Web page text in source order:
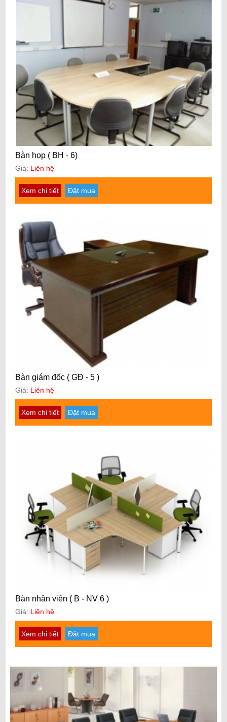
Bàn họp ( BH - 6)
Giá: Liên hệ
Xem chi tiết Đặt mua
Bàn giám đốc ( GĐ - 5 )
Giá: Liên hệ
Xem chi tiết Đặt mua
Bàn nhân viên ( B - NV 6 )
Giá: Liên hệ
Xem chi tiết Đặt mua